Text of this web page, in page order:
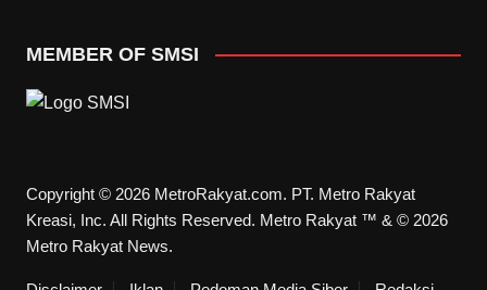
MEMBER OF SMSI
Copyright © 2026 MetroRakyat.com. PT. Metro Rakyat
Kreasi, Inc. All Rights Reserved. Metro Rakyat ™ & © 2026
Metro Rakyat News.